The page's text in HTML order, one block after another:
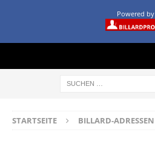
Powered by
STARTSEITE BILLARD-ADRESSEN